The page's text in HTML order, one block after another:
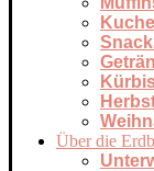
Über die